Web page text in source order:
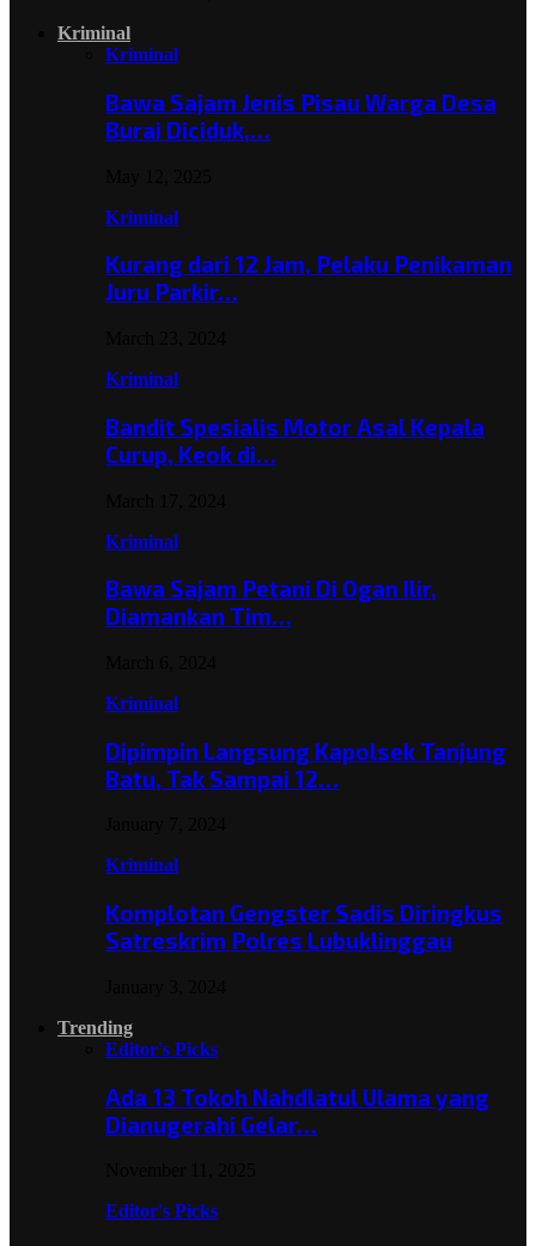
Kriminal
Kriminal
Bawa Sajam Jenis Pisau Warga Desa
Burai Diciduk,…
Kriminal
Kurang dari 12 Jam, Pelaku Penikaman
Juru Parkir…
Kriminal
Bandit Spesialis Motor Asal Kepala
Curup, Keok di…
Kriminal
Bawa Sajam Petani Di Ogan Ilir,
Diamankan Tim…
Kriminal
Dipimpin Langsung Kapolsek Tanjung
Batu, Tak Sampai 12…
Kriminal
Komplotan Gengster Sadis Diringkus
Satreskrim Polres Lubuklinggau
Trending
Editor's Picks
Ada 13 Tokoh Nahdlatul Ulama yang
Dianugerahi Gelar…
Editor's Picks